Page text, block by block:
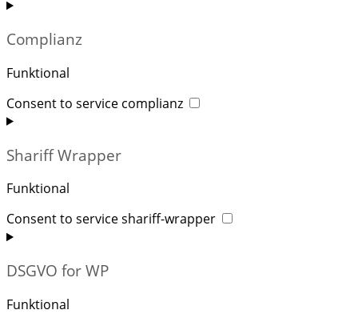
Complianz
Funktional
Consent to service complianz
Shariff Wrapper
Funktional
Consent to service shariff-wrapper
DSGVO for WP
Funktional